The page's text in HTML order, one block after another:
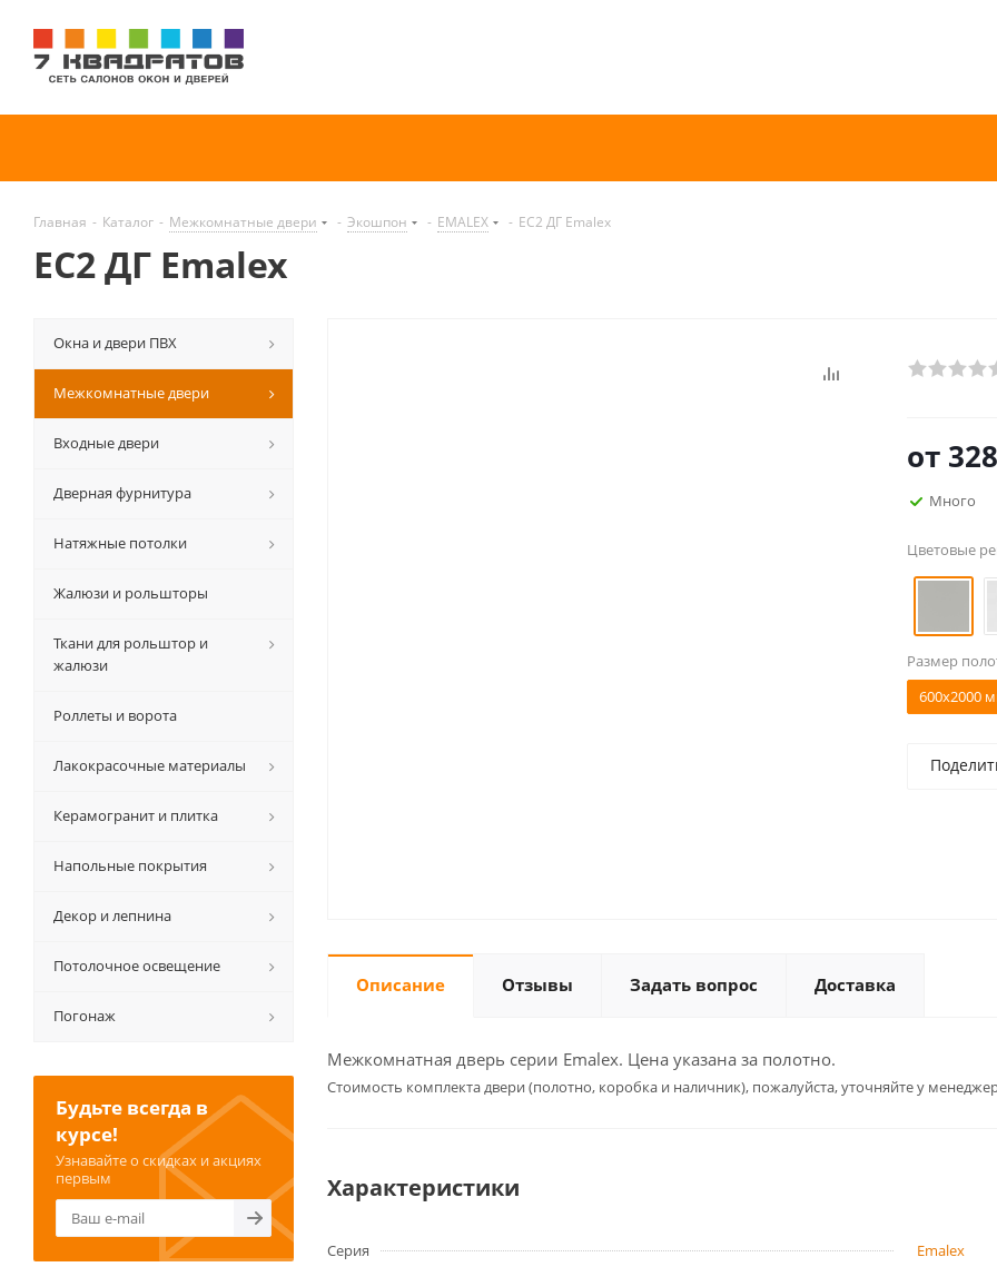
Главная - Каталог - Межкомнатные двери - Экошпон - EMALEX - EC2 ДГ Emalex
EC2 ДГ Emalex
от
Много
Цветовые
Размер
600x2000
Описание Отзывы Задать вопрос Доставка
Межкомнатная дверь серии Emalex. Цена указана за полотно.
Cтоимость комплекта двери (полотно, коробка и наличник), пожалуйста, уточняйте у
Характеристики
Серия
Emalex
Окна и двери ПВХ
Межкомнатные двери
Входные двери
Дверная фурнитура
Натяжные потолки
Жалюзи и рольшторы
Ткани для рольштор и
жалюзи
Роллеты и ворота
Лакокрасочные материалы
Керамогранит и плитка
Напольные покрытия
Декор и лепнина
Потолочное освещение
Погонаж
Будьте всегда в
курсе!
Узнавайте о скидках и акциях
первым